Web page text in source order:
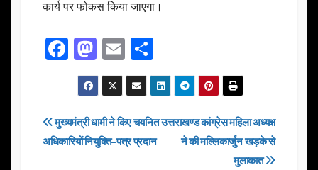
कार्य पर फोकस किया जाएगा।
F
a
c
e
b
M
a
st
o
d
E
m
ail
h
ar
e
Post
navigation
उत्तराखण्ड कांग्रेस महिला अध्यक्ष
ने की मल्लिकार्जुन खड़के से
मुलाकात
मुख्यमंत्री धामी ने किए चयनित
अधिकारियों नियुक्ति-पत्र प्रदान